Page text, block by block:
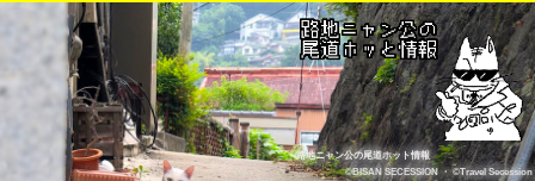
路地ニャン公の尾道ホット情報
©BISAN SECESSION
・©Travel Secession